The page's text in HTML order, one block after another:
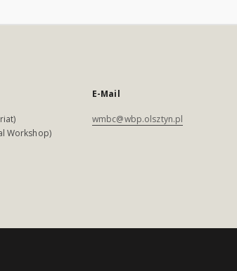
Workshop)
E-Mail
wmbc@wbp.olsztyn.pl